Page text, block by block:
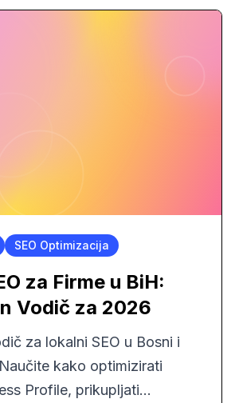
SEO Optimizacija
za Firme u BiH:
Vodič za 2026
za lokalni SEO u Bosni i
kako optimizirati
Profile, prikupljati